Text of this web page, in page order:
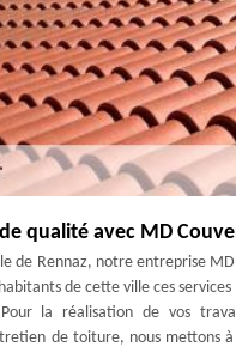
de qualité avec MD
de Rennaz, notre entreprise
de cette ville ces
la réalisation de vos
de toiture, nous mettons à